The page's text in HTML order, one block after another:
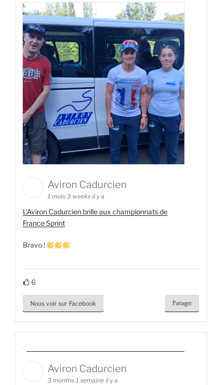
Aviron Cadurcien
1 mois 3 weeks il y a
L’Aviron Cadurcien brille aux championnats de
France Sprint
Bravo !
6
Nous voir sur Facebook Partager
Aviron Cadurcien
3 months 1 semaine il y a